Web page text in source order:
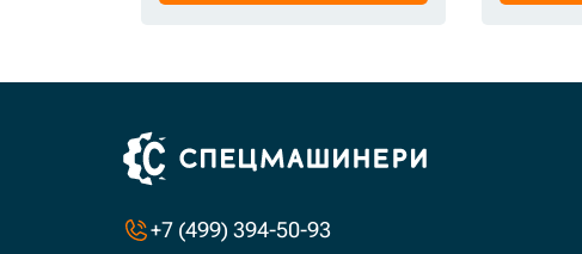
+7 (499) 394-50-93